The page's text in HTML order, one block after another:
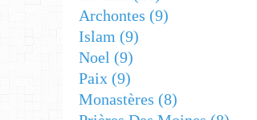
Archontes (9)
Islam (9)
Noel (9)
Paix (9)
Monastères (8)